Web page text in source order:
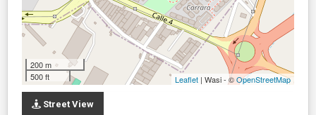
200 m
500 ft
Leaflet | Wasi - ©OpenStreetMap
Street View